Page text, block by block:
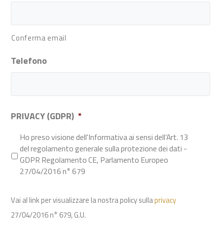
Conferma email
Telefono
PRIVACY (GDPR) *
Ho preso visione dell'Informativa ai sensi dell’Art. 13
del regolamento generale sulla protezione dei dati -
GDPR Regolamento CE, Parlamento Europeo
27/04/2016 n° 679
Vai al link per visualizzare la nostra policy sullaprivacy
27/04/2016 n° 679, G.U.